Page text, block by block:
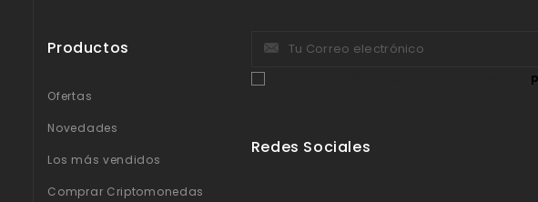
Productos
Ofertas
Novedades
Los más vendidos
Comprar Criptomonedas
Redes Sociales